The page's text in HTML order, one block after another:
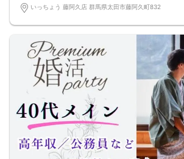
男性：４５歳～５９歳の方
女性：４５歳～５９歳の方
特別ありません
【定員】
３２名まで（最少開催2：2）
【飲食内容】
食事：スイーツ
飲物：2ドリンク（ソフトドリンク）
海山亭いっちょう 藤阿久店
住所： 群馬県太田市藤阿久町832
【駐車場】
192台
※ 専用駐車場以外への駐車はお控え下さい
【参加費】
いっちょう 藤阿久店 群馬県太田市藤阿久町832